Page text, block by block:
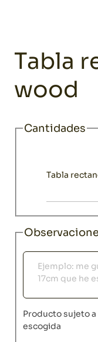
Tabla
wood
Cantidades
Tabla
Observaciones
Producto sujeto
escogida